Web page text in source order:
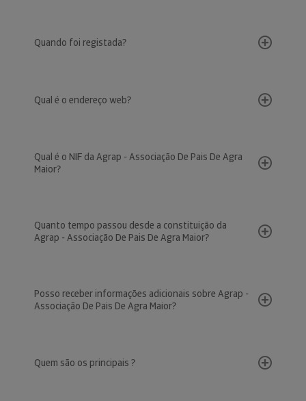
Quando foi registada?
Qual é o endereço web?
Qual é o NIF da Agrap - Associação De Pais De Agra
Maior?
Quanto tempo passou desde a constituição da
Agrap - Associação De Pais De Agra Maior?
Posso receber informações adicionais sobre Agrap -
Associação De Pais De Agra Maior?
Quem são os principais ?